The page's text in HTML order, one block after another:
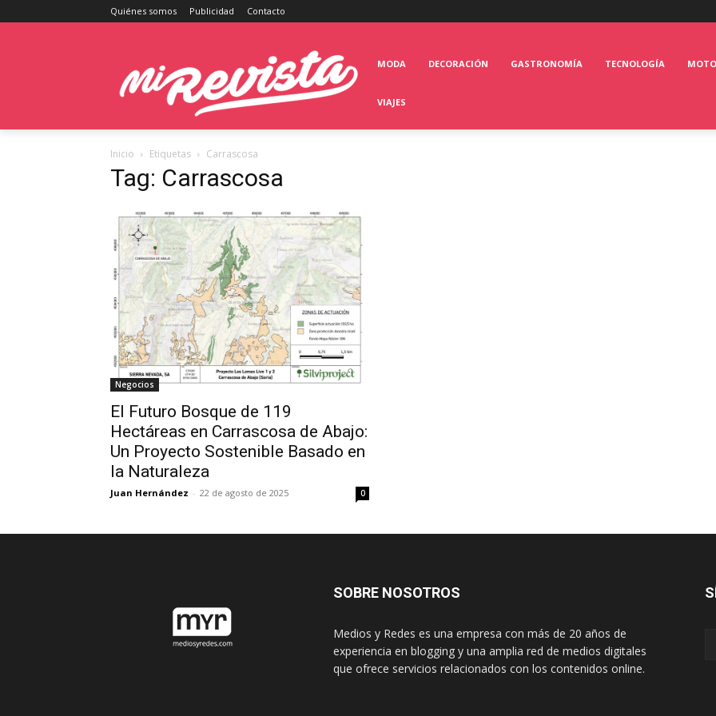
Quiénes somos Publicidad Contacto
MODA DECORACIÓN GASTRONOMÍA TECNOLOGÍA
VIAJES
Inicio Etiquetas Carrascosa
Tag: Carrascosa
Negocios
El Futuro Bosque de 119
Hectáreas en Carrascosa de Abajo:
Un Proyecto Sostenible Basado en
la Naturaleza
Juan Hernández - 22 de agosto de 2025 0
SOBRE NOSOTROS
Medios y Redes es una empresa con más de 20 años de
experiencia en blogging y una amplia red de medios digitales
que ofrece servicios relacionados con los contenidos online.